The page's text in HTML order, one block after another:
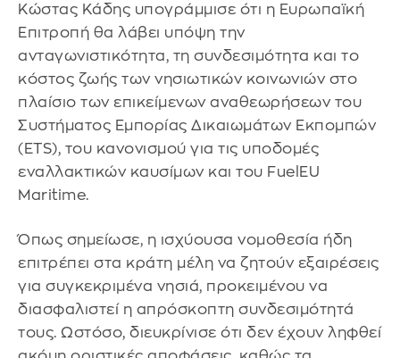
Κώστας Κάδης υπογράμμισε ότι η Ευρωπαϊκή
Επιτροπή θα λάβει υπόψη την
ανταγωνιστικότητα, τη συνδεσιμότητα και το
κόστος ζωής των νησιωτικών κοινωνιών στο
πλαίσιο των επικείμενων αναθεωρήσεων του
Συστήματος Εμπορίας Δικαιωμάτων Εκπομπών
(ETS), του κανονισμού για τις υποδομές
εναλλακτικών καυσίμων και του FuelEU
Maritime.
Όπως σημείωσε, η ισχύουσα νομοθεσία ήδη
επιτρέπει στα κράτη μέλη να ζητούν εξαιρέσεις
για συγκεκριμένα νησιά, προκειμένου να
διασφαλιστεί η απρόσκοπτη συνδεσιμότητά
τους. Ωστόσο, διευκρίνισε ότι δεν έχουν ληφθεί